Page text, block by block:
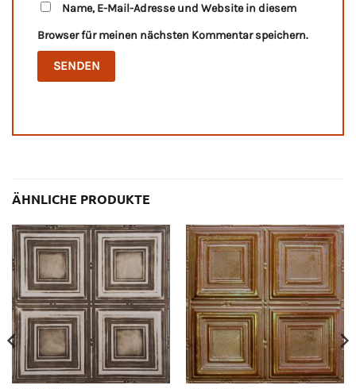
Name, E-Mail-Adresse und Website in diesem
Browser für meinen nächsten Kommentar speichern.
ÄHNLICHE PRODUKTE